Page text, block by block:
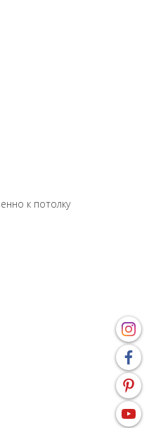
к потолку